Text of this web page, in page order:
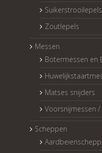
Suikerstrooilepels
Zoutlepels
Messen
Botermessen en
Matses snijders
Voorsnijmessen
Scheppen